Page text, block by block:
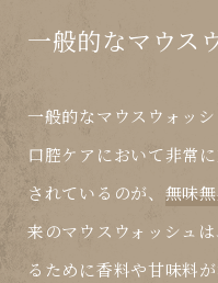
一般的なマウス
一般的なマウスウォッ
口腔ケアにおいて非常
されているのが、 無味
来のマウスウォッシュ
るために香料や甘味料